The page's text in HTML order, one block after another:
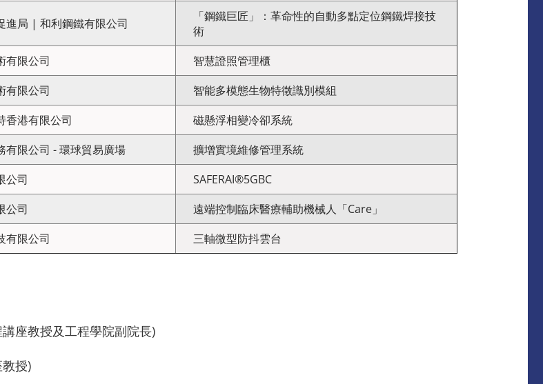
進局 | 和利鋼鐵有限公司
「鋼鐵巨匠」：革命性的自動多點定位鋼鐵焊接技
術
有限公司
智慧證照管理櫃
有限公司
智能多模態生物特徵識別模組
香港有限公司
磁懸浮相變冷卻系統
有限公司 - 環球貿易廣場
擴增實境維修管理系統
公司
SAFERAI®5GBC
公司
遠端控制臨床醫療輔助機械人「Care」
有限公司
三軸微型防抖雲台
座教授及工程學院副院長)
授)